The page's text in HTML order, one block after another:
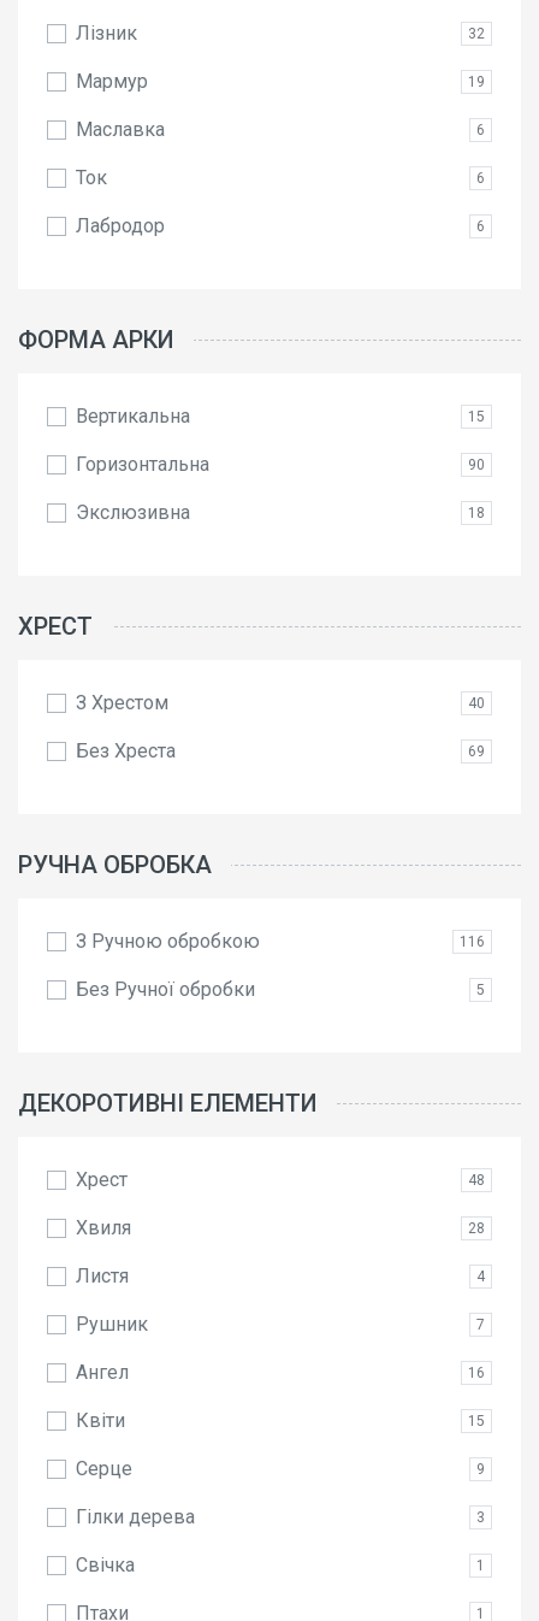
Лізник 32
Мармур 19
Маславка 6
Ток 6
Лабродор 6
ФОРМА АРКИ
Вертикальна 15
Горизонтальна 90
Экслюзивна 18
ХРЕСТ
З Хрестом 40
Без Хреста 69
РУЧНА ОБРОБКА
З Ручною обробкою 116
Без Ручної обробки 5
ДЕКОРОТИВНІ ЕЛЕМЕНТИ
Хрест 48
Хвиля 28
Листя 4
Рушник 7
Ангел 16
Квіти 15
Серце 9
Гілки дерева 3
Свічка 1
Птахи 1